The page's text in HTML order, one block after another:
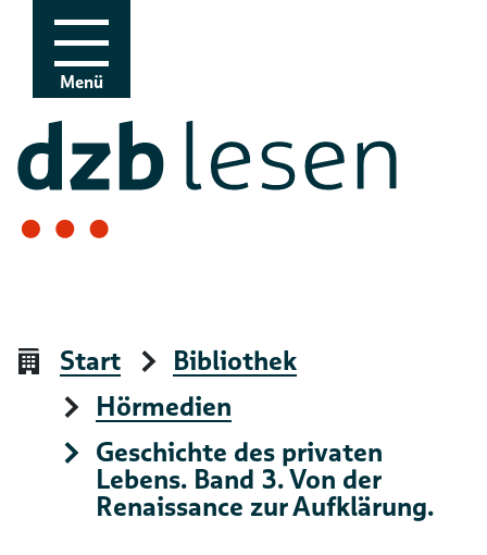
Zur Navigation
Zum Inhalt
Menü
Start
Bibliothek
Hörmedien
Geschichte des privaten
Lebens. Band 3. Von der
Renaissance zur Aufklärung.